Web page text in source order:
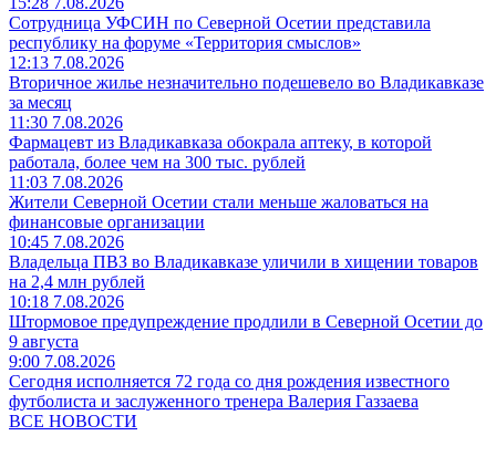
Сотрудница УФСИН по Северной Осетии представила
республику на форуме «Территория смыслов»
12:13 7.08.2026
Вторичное жилье незначительно подешевело во Владикавказе
за месяц
11:30 7.08.2026
Фармацевт из Владикавказа обокрала аптеку, в которой
работала, более чем на 300 тыс. рублей
11:03 7.08.2026
Жители Северной Осетии стали меньше жаловаться на
финансовые организации
10:45 7.08.2026
Владельца ПВЗ во Владикавказе уличили в хищении товаров
на 2,4 млн рублей
10:18 7.08.2026
Штормовое предупреждение продлили в Северной Осетии до
9 августа
9:00 7.08.2026
Сегодня исполняется 72 года со дня рождения известного
футболиста и заслуженного тренера Валерия Газзаева
ВСЕ НОВОСТИ